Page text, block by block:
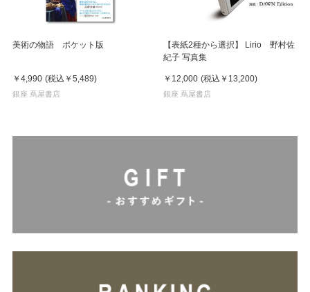
美術の物語 ポケット版
￥4,990 (税込 ￥5,489)
銀座 蔦屋書店
【表紙2種から選択】 Lirio 野村佐
紀子 写真集
￥12,000 (税込 ￥13,200)
銀座 蔦屋書店